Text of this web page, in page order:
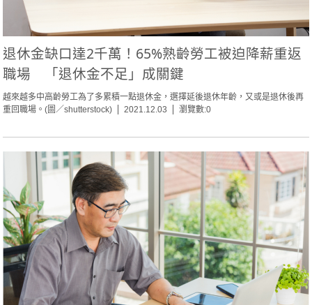
退休金缺口達2千萬！65%熟齡勞工被迫降薪重返
職場 「退休金不足」成關鍵
越來越多中高齡勞工為了多累積一點退休金，選擇延後退休年齡，又或是退休後再
重回職場。(圖／shutterstock)
2021.12.03 瀏覽數:0